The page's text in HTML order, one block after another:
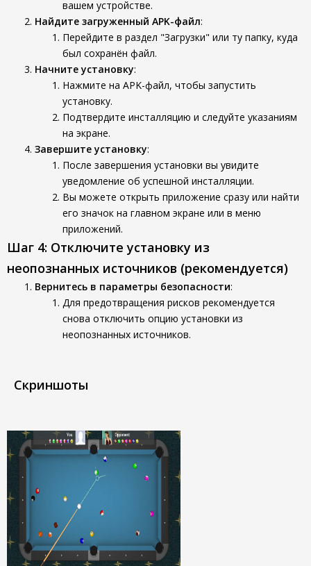
вашем устройстве.
Найдите загруженный APK-файл:
Перейдите в раздел "Загрузки" или ту папку, куда
был сохранён файл.
Начните установку:
Нажмите на APK-файл, чтобы запустить
установку.
Подтвердите инсталляцию и следуйте указаниям
на экране.
Завершите установку:
После завершения установки вы увидите
уведомление об успешной инсталляции.
Вы можете открыть приложение сразу или найти
его значок на главном экране или в меню
приложений.
Шаг 4: Отключите установку из
неопознанных источников (рекомендуется)
Вернитесь в параметры безопасности:
Для предотвращения рисков рекомендуется
снова отключить опцию установки из
неопознанных источников.
Скриншоты